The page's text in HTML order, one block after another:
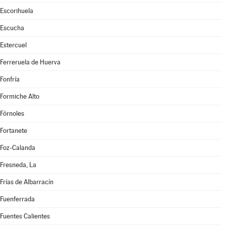
Escorihuela
Escucha
Estercuel
Ferreruela de Huerva
Fonfría
Formiche Alto
Fórnoles
Fortanete
Foz-Calanda
Fresneda, La
Frías de Albarracín
Fuenferrada
Fuentes Calientes